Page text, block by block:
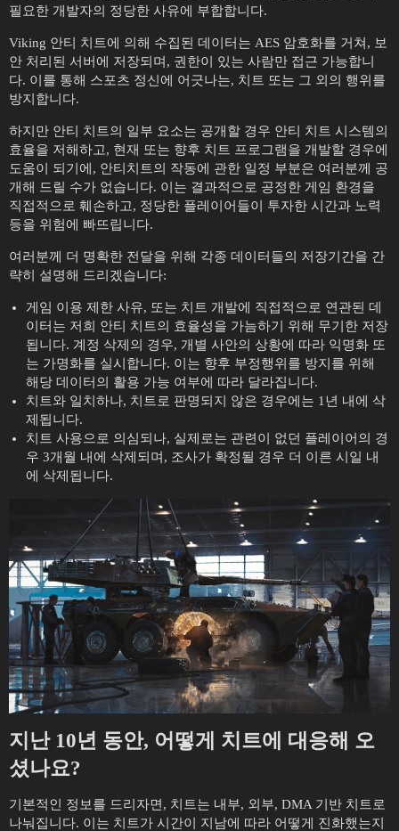
필요한 개발자의 정당한 사유에 부합합니다.
Viking 안티 치트에 의해 수집된 데이터는 AES 암호화를 거쳐, 보
안 처리된 서버에 저장되며, 권한이 있는 사람만 접근 가능합니
다. 이를 통해 스포츠 정신에 어긋나는, 치트 또는 그 외의 행위를
방지합니다.
하지만 안티 치트의 일부 요소는 공개할 경우 안티 치트 시스템의
효율을 저해하고, 현재 또는 향후 치트 프로그램을 개발할 경우에
도움이 되기에, 안티치트의 작동에 관한 일정 부분은 여러분께 공
개해 드릴 수가 없습니다. 이는 결과적으로 공정한 게임 환경을
직접적으로 훼손하고, 정당한 플레이어들이 투자한 시간과 노력
등을 위험에 빠뜨립니다.
여러분께 더 명확한 전달을 위해 각종 데이터들의 저장기간을 간
략히 설명해 드리겠습니다:
게임 이용 제한 사유, 또는 치트 개발에 직접적으로 연관된 데
이터는 저희 안티 치트의 효율성을 가늠하기 위해 무기한 저장
됩니다. 계정 삭제의 경우, 개별 사안의 상황에 따라 익명화 또
는 가명화를 실시합니다. 이는 향후 부정행위를 방지를 위해
해당 데이터의 활용 가능 여부에 따라 달라집니다.
치트와 일치하나, 치트로 판명되지 않은 경우에는 1년 내에 삭
제됩니다.
치트 사용으로 의심되나, 실제로는 관련이 없던 플레이어의 경
우 3개월 내에 삭제되며, 조사가 확정될 경우 더 이른 시일 내
에 삭제됩니다.
지난 10년 동안, 어떻게 치트에 대응해 오
셨나요?
기본적인 정보를 드리자면, 치트는 내부, 외부, DMA 기반 치트로
나눠집니다. 이는 치트가 시간이 지남에 따라 어떻게 진화했는지